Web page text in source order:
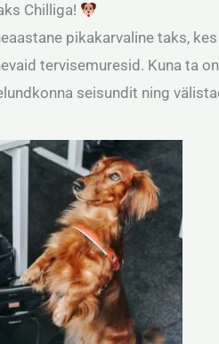
Chilliga!
pikakarvaline taks,
tervisemuresid. Kuna ta
seisundit ning